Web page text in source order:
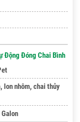
Động Đóng Chai Bình
lon nhôm, chai thủy